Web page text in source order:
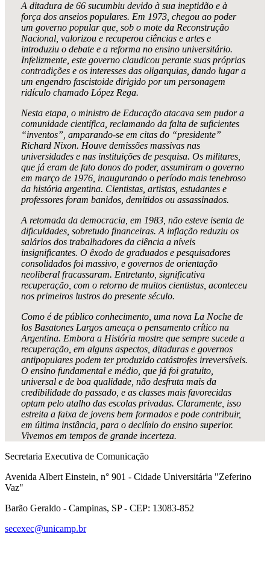
A ditadura de 66 sucumbiu devido à sua ineptidão e à
força dos anseios populares. Em 1973, chegou ao poder
um governo popular que, sob o mote da Reconstrução
Nacional, valorizou e recuperou ciências e artes e
introduziu o debate e a reforma no ensino universitário.
Infelizmente, este governo claudicou perante suas próprias
contradições e os interesses das oligarquias, dando lugar a
um engendro fascistoide dirigido por um personagem
ridículo chamado López Rega.
Nesta etapa, o ministro de Educação atacava sem pudor a
comunidade científica, reclamando da falta de suficientes
“inventos”, amparando-se em citas do “presidente”
Richard Nixon. Houve demissões massivas nas
universidades e nas instituições de pesquisa. Os militares,
que já eram de fato donos do poder, assumiram o governo
em março de 1976, inaugurando o período mais tenebroso
da história argentina. Cientistas, artistas, estudantes e
professores foram banidos, demitidos ou assassinados.
A retomada da democracia, em 1983, não esteve isenta de
dificuldades, sobretudo financeiras. A inflação reduziu os
salários dos trabalhadores da ciência a níveis
insignificantes. O êxodo de graduados e pesquisadores
consolidados foi massivo, e governos de orientação
neoliberal fracassaram. Entretanto, significativa
recuperação, com o retorno de muitos cientistas, aconteceu
nos primeiros lustros do presente século.
Como é de público conhecimento, uma nova La Noche de
los Basatones Largos ameaça o pensamento crítico na
Argentina. Embora a História mostre que sempre sucede a
recuperação, em alguns aspectos, ditaduras e governos
antipopulares podem ter produzido catástrofes irreversíveis.
O ensino fundamental e médio, que já foi gratuito,
universal e de boa qualidade, não desfruta mais da
credibilidade do passado, e as classes mais favorecidas
optam pelo atalho das escolas privadas. Claramente, isso
estreita a faixa de jovens bem formados e pode contribuir,
em última instância, para o declínio do ensino superior.
Vivemos em tempos de grande incerteza.
Secretaria Executiva de Comunicação
Avenida Albert Einstein, n° 901 - Cidade Universitária "Zeferino
Vaz"
Barão Geraldo - Campinas, SP - CEP: 13083-852
secexec@unicamp.br